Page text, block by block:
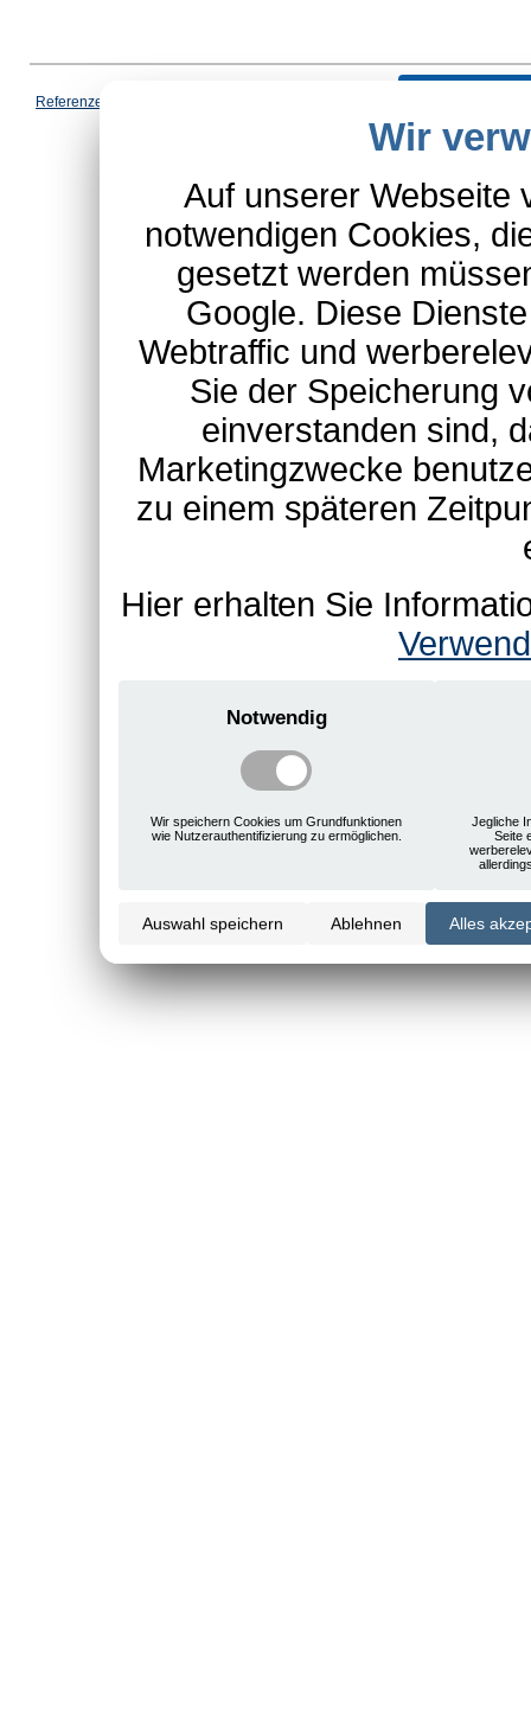
Referenzen
*Schulte-Hauptkatalog,
Wir
Auf unserer Webseite
notwendigen Cookies,
gesetzt werden
Google. Diese
Webtraffic und
Sie der Speicherung
einverstanden sind,
Marketingzwecke
zu einem späteren
Hier erhalten Sie
Notwendig
Wir speichern Cookies um Grundfunktionen
wie Nutzerauthentifizierung zu ermöglichen.
Jegliche
Seite
Auswahl speichern Ablehnen Alles